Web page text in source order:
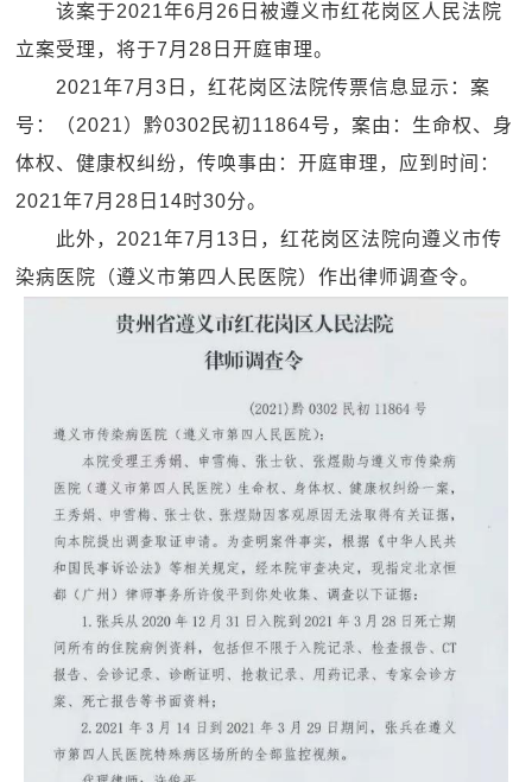
该案于2021年6月26日被遵义市红花岗区人民法院
立案受理，将于7月28日开庭审理。
2021年7月3日，红花岗区法院传票信息显示：案
号：（2021）黔0302民初11864号，案由：生命权、身
体权、健康权纠纷，传唤事由：开庭审理，应到时间：
2021年7月28日14时30分。
此外，2021年7月13日，红花岗区法院向遵义市传
染病医院（遵义市第四人民医院）作出律师调查令。